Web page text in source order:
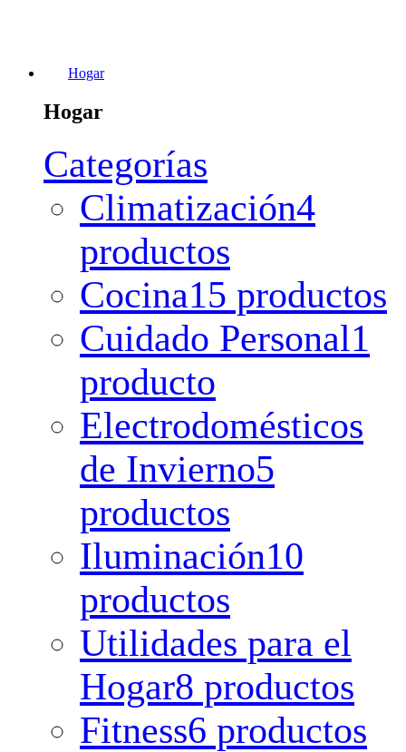
Hogar
Hogar
Categorías
Climatización4
productos
Cocina15 productos
Cuidado Personal1
producto
Electrodomésticos
de Invierno5
productos
Iluminación10
productos
Utilidades para el
Hogar8 productos
Fitness6 productos